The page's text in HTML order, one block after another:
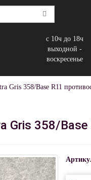
с 10ч до 18ч
выходной -
воскресенье
Gris 358/Base R11
Gris 358/